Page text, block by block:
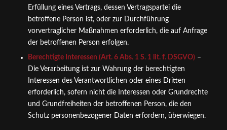
Erfüllung eines Vertrags, dessen Vertragspartei die
betroffene Person ist, oder zur Durchführung
vorvertraglicher Maßnahmen erforderlich, die auf Anfrage
der betroffenen Person erfolgen.
Berechtigte Interessen (Art. 6 Abs. 1 S. 1 lit. f. DSGVO)–
Die Verarbeitung ist zur Wahrung der berechtigten
Interessen des Verantwortlichen oder eines Dritten
erforderlich, sofern nicht die Interessen oder Grundrechte
und Grundfreiheiten der betroffenen Person, die den
Schutz personenbezogener Daten erfordern, überwiegen.